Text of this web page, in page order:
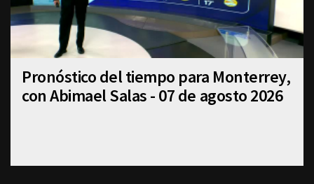
Pronóstico del tiempo para Monterrey,
con Abimael Salas - 07 de agosto 2026